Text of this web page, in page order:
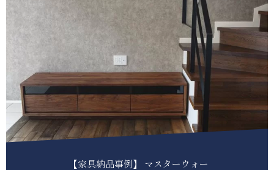
︎ 【家具納品事例】 マスターウォー